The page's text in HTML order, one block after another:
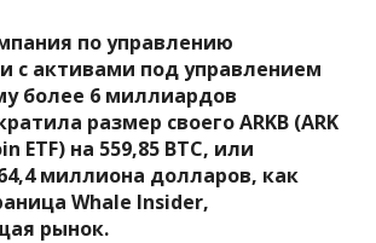
по управлению
с активами под управлением
более 6 миллиардов
размер своего ARKB (ARK
ETF) на 559,85 BTC, или
миллиона долларов, как
Whale Insider,
рынок.